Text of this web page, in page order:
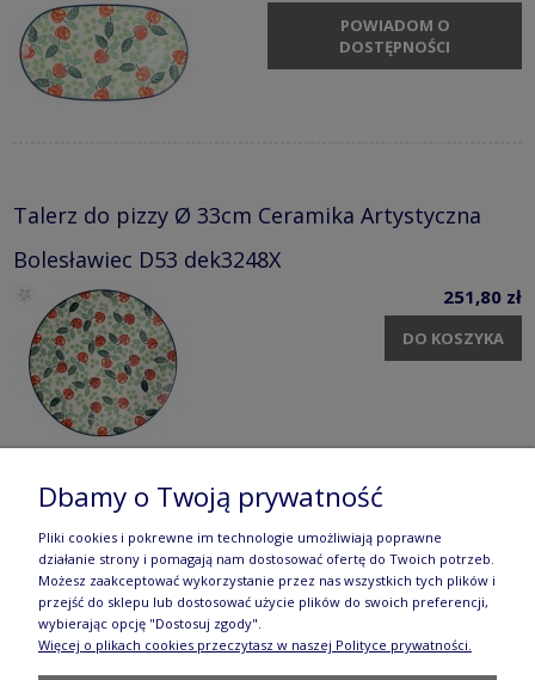
POWIADOM O
DOSTĘPNOŚCI
Talerz do pizzy Ø 33cm Ceramika Artystyczna
Bolesławiec D53 dek3248X
251,80 zł
DO KOSZYKA
Tacka 21,5cm x 14,5cm Ceramika Artystyczna
Bolesławiec sushi C21 dek3248X
74,80 zł
DO KOSZYKA
Dbamy o Twoją prywatność
Pliki cookies i pokrewne im technologie umożliwiają poprawne
działanie strony i pomagają nam dostosować ofertę do Twoich potrzeb.
Możesz zaakceptować wykorzystanie przez nas wszystkich tych plików i
przejść do sklepu lub dostosować użycie plików do swoich preferencji,
wybierając opcję "Dostosuj zgody".
Więcej o plikach cookies przeczytasz w naszej Polityce prywatności.